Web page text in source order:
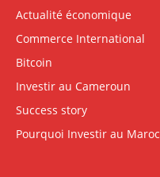
Actualité économique
Commerce International
Bitcoin
Investir au Cameroun
Success story
Pourquoi Investir au Maroc